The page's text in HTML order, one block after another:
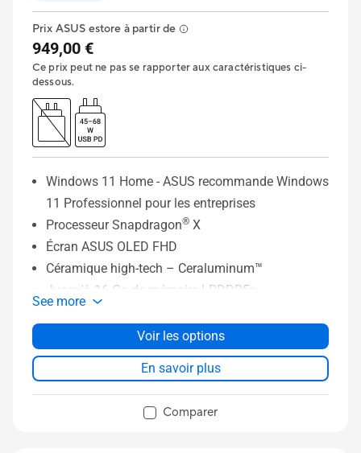
Prix ASUS estore à partir de
949,00 €
Ce prix peut ne pas se rapporter aux caractéristiques ci-
dessous.
Windows 11 Home - ASUS recommande Windows
11 Professionnel pour les entreprises
Processeur Snapdragon® X
Écran ASUS OLED FHD
Céramique high-tech – Ceraluminum™
Jusqu'à 16 Go de mémoire LPDDR5x
Autonomie de batterie de 50 Wh
Ports E/S complets
See more
Voir les options
En savoir plus
Comparer